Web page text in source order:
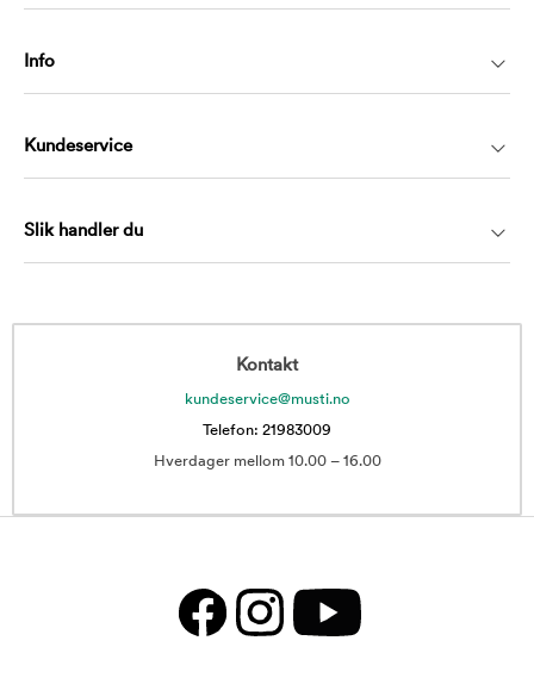
Info
Kundeservice
Slik handler du
Kontakt
kundeservice@musti.no
Telefon: 21983009
Hverdager mellom 10.00 – 16.00